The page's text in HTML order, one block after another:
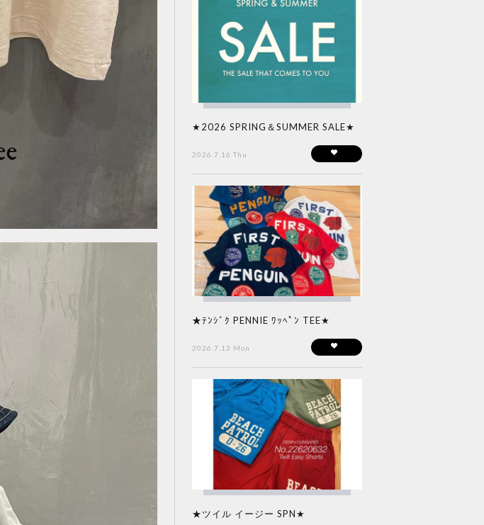
★2026 SPRING＆SUMMER SALE★
2026.7.16 Thu
★ﾃﾝｼﾞｸ PENNIE ﾜｯﾍﾟﾝ TEE★
2026.7.13 Mon
★ツイル イージー SPN★